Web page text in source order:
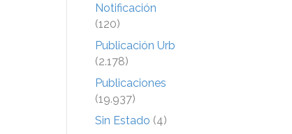
Notificación
(120)
Publicación Urb
(2.178)
Publicaciones
(19.937)
Sin Estado (4)